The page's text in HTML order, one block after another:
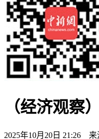
（经济观察
2025年10月20日 21:26 来